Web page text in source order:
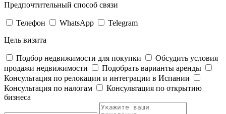
Предпочтительный способ связи
Телефон WhatsApp
Telegram
Цель визита
Подбор недвижимости для покупки
Обсудить условия
продажи недвижимости
Подобрать варианты аренды
Консультация по релокации и интеграции в Испании
Консультация по налогам
Консультация по открытию
бизнеса